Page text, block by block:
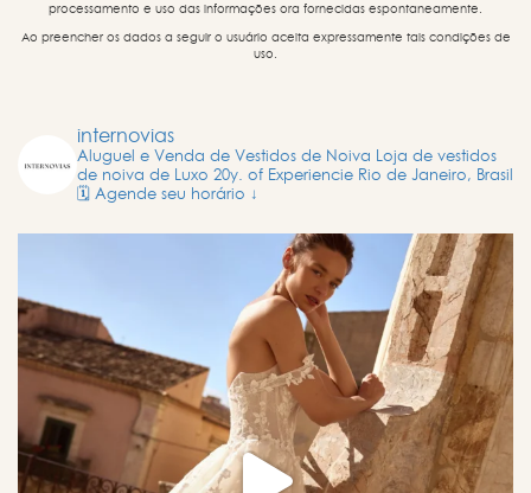
processamento e uso das informações ora fornecidas espontaneamente.
Ao preencher os dados a seguir o usuário aceita expressamente tais condições de
uso.
internovias
Aluguel e Venda de Vestidos de Noiva Loja de vestidos
de noiva de Luxo 20y. of Experiencie Rio de Janeiro, Brasil
🗓️ Agende seu horário ↓